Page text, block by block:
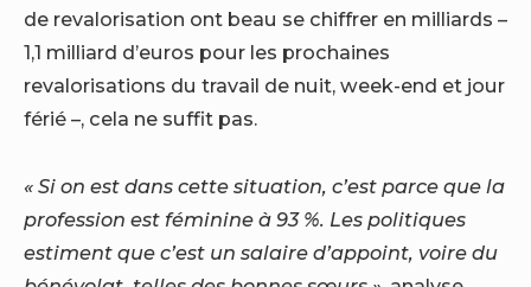
de revalorisation ont beau se chiffrer en milliards –
1,1 milliard d’euros pour les prochaines
revalorisations du travail de nuit, week-end et jour
férié –, cela ne suffit pas.
« Si on est dans cette situation, c’est parce que la
profession est féminine à 93 %. Les politiques
estiment que c’est un salaire d’appoint, voire du